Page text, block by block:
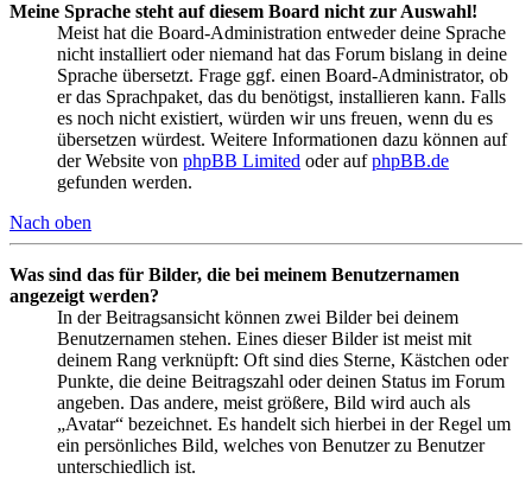
Meine Sprache steht auf diesem Board nicht zur Auswahl!
Meist hat die Board-Administration entweder deine Sprache
nicht installiert oder niemand hat das Forum bislang in deine
Sprache übersetzt. Frage ggf. einen Board-Administrator, ob
er das Sprachpaket, das du benötigst, installieren kann. Falls
es noch nicht existiert, würden wir uns freuen, wenn du es
übersetzen würdest. Weitere Informationen dazu können auf
der Website von phpBB Limited oder aufphpBB.de
gefunden werden.
Nach oben
Was sind das für Bilder, die bei meinem Benutzernamen
angezeigt werden?
In der Beitragsansicht können zwei Bilder bei deinem
Benutzernamen stehen. Eines dieser Bilder ist meist mit
deinem Rang verknüpft: Oft sind dies Sterne, Kästchen oder
Punkte, die deine Beitragszahl oder deinen Status im Forum
angeben. Das andere, meist größere, Bild wird auch als
„Avatar“ bezeichnet. Es handelt sich hierbei in der Regel um
ein persönliches Bild, welches von Benutzer zu Benutzer
unterschiedlich ist.